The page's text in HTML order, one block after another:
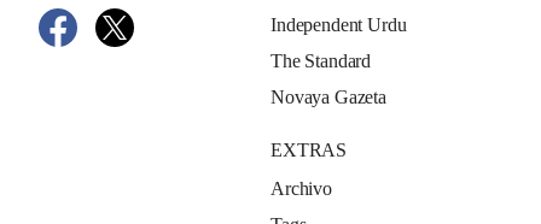
Independent Urdu
The Standard
Novaya Gazeta
EXTRAS
Archivo